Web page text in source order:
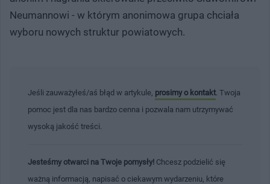
Neumannowi - w którym anonimowa grupa chciała
wyboru nowych struktur powiatowych.
Jeśli zauważyłeś/aś błąd w artykule, prosimy o kontakt . Twoja
pomoc jest dla nas bardzo cenna i pozwala nam utrzymywać
wysoką jakość treści.
Jesteśmy otwarci na Twoje pomysły! Chcesz podzielić się
ważną informacją, napisać o ciekawym wydarzeniu, które